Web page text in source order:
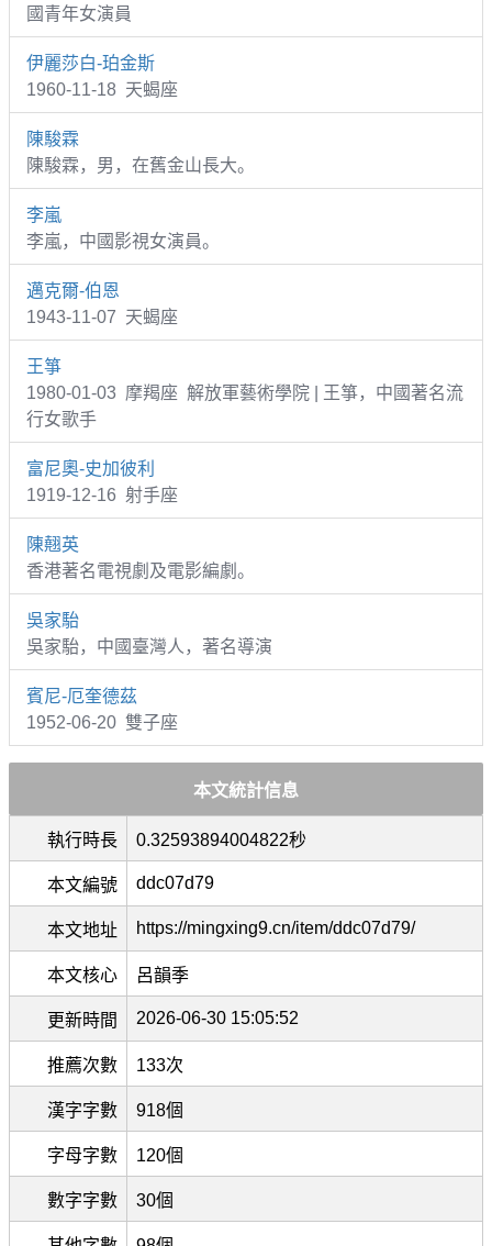
國青年女演員
伊麗莎白-珀金斯
1960-11-18 天蝎座
陳駿霖
陳駿霖，男，在舊金山長大。
李嵐
李嵐，中國影視女演員。
邁克爾-伯恩
1943-11-07 天蝎座
王箏
1980-01-03 摩羯座 解放軍藝術學院 | 王箏，中國著名流
行女歌手
富尼奧-史加彼利
1919-12-16 射手座
陳翹英
香港著名電視劇及電影編劇。
吳家駘
吳家駘，中國臺灣人，著名導演
賓尼-厄奎德茲
1952-06-20 雙子座
本文統計信息
執行時長 0.32593894004822秒
本文編號 ddc07d79
本文地址 https://mingxing9.cn/item/ddc07d79/
本文核心 呂韻季
更新時間 2026-06-30 15:05:52
推薦次數 133次
漢字字數 918個
字母字數 120個
數字字數 30個